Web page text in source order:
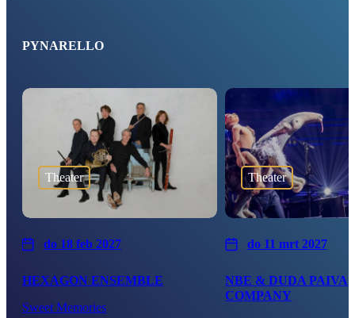
PYNARELLO
Theater
do 18 feb 2027
HEXAGON ENSEMBLE
Sweet Memories
Theater
do 11 mrt 2027
NBE & DUDA PAIVA
COMPANY